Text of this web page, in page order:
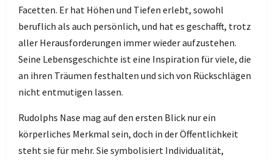
Facetten. Er hat Höhen und Tiefen erlebt, sowohl
beruflich als auch persönlich, und hat es geschafft, trotz
aller Herausforderungen immer wieder aufzustehen.
Seine Lebensgeschichte ist eine Inspiration für viele, die
an ihren Träumen festhalten und sich von Rückschlägen
nicht entmutigen lassen.
Rudolphs Nase mag auf den ersten Blick nur ein
körperliches Merkmal sein, doch in der Öffentlichkeit
steht sie für mehr. Sie symbolisiert Individualität,